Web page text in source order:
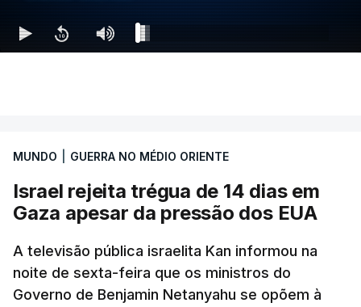
MUNDO GUERRA NO MÉDIO ORIENTE
Israel rejeita trégua de 14 dias em
Gaza apesar da pressão dos EUA
A televisão pública israelita Kan informou na
noite de sexta-feira que os ministros do
Governo de Benjamin Netanyahu se opõem à